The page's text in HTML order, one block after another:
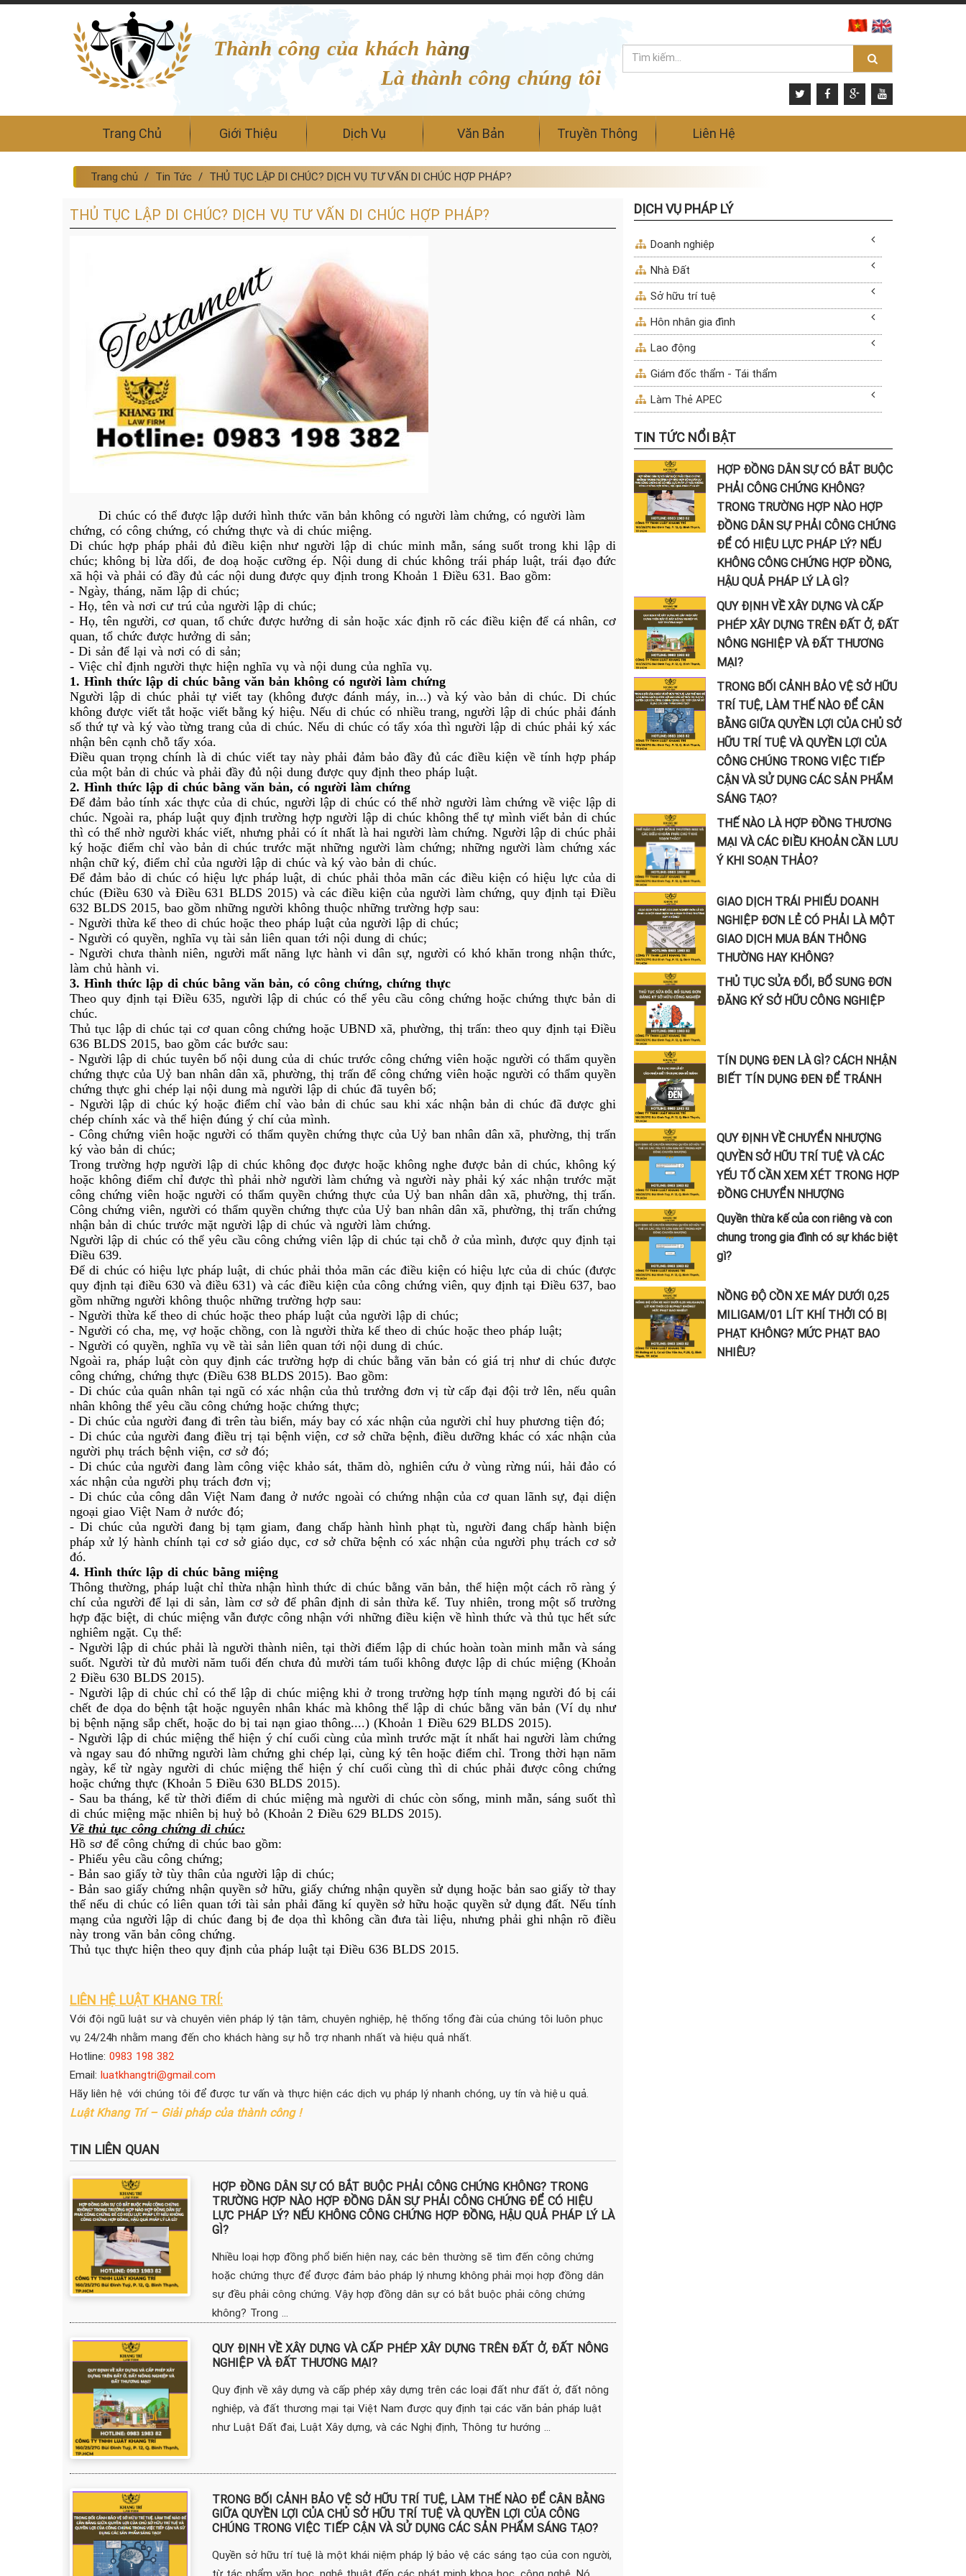
Thành công của khách hàng
Là thành công chúng tôi
Trang Chủ Giới Thiệu Dịch Vụ Văn Bản Truyền Thông Liên Hệ
Trang chủ Tin Tức THỦ TỤC LẬP DI CHÚC? DỊCH VỤ TƯ VẤN DI CHÚC HỢP PHÁP?
THỦ TỤC LẬP DI CHÚC? DỊCH VỤ TƯ VẤN DI CHÚC HỢP PHÁP?
chứng, có công chứng, có chứng thực và di chúc miệng.
Di chúc hợp pháp phải đủ điều kiện như người lập di chúc minh mẫn, sáng suốt trong khi lập di
chúc; không bị lừa dối, đe doạ hoặc cưỡng ép. Nội dung di chúc không trái pháp luật, trái đạo đức
xã hội và phải có đầy đủ các nội dung được quy định trong Khoản 1 Điều 631. Bao gồm:
- Ngày, tháng, năm lập di chúc;
- Họ, tên và nơi cư trú của người lập di chúc;
- Họ, tên người, cơ quan, tổ chức được hưởng di sản hoặc xác định rõ các điều kiện để cá nhân, cơ
quan, tổ chức được hưởng di sản;
- Di sản để lại và nơi có di sản;
- Việc chỉ định người thực hiện nghĩa vụ và nội dung của nghĩa vụ.
1. Hình thức lập di chúc bằng văn bản không có người làm chứng
Người lập di chúc phải tự viết tay (không được đánh máy, in...) và ký vào bản di chúc. Di chúc
không được viết tắt hoặc viết bằng ký hiệu. Nếu di chúc có nhiều trang, người lập di chúc phải đánh
số thứ tự và ký vào từng trang của di chúc. Nếu di chúc có tẩy xóa thì người lập di chúc phải ký xác
nhận bên cạnh chỗ tẩy xóa.
Điều quan trọng chính là di chúc viết tay này phải đảm bảo đầy đủ các điều kiện về tính hợp pháp
của một bản di chúc và phải đầy đủ nội dung được quy định theo pháp luật.
2. Hình thức lập di chúc bằng văn bản, có người làm chứng
Để đảm bảo tính xác thực của di chúc, người lập di chúc có thể nhờ người làm chứng về việc lập di
chúc. Ngoài ra, pháp luật quy định trường hợp người lập di chúc không thể tự mình viết bản di chúc
thì có thể nhờ người khác viết, nhưng phải có ít nhất là hai người làm chứng. Người lập di chúc phải
ký hoặc điểm chỉ vào bản di chúc trước mặt những người làm chứng; những người làm chứng xác
nhận chữ ký, điểm chỉ của người lập di chúc và ký vào bản di chúc.
Để đảm bảo di chúc có hiệu lực pháp luật, di chúc phải thỏa mãn các điều kiện có hiệu lực của di
chúc (Điều 630 và Điều 631 BLDS 2015) và các điều kiện của người làm chứng, quy định tại Điều
632 BLDS 2015, bao gồm những người không thuộc những trường hợp sau:
- Người thừa kế theo di chúc hoặc theo pháp luật của người lập di chúc;
- Người có quyền, nghĩa vụ tài sản liên quan tới nội dung di chúc;
- Người chưa thành niên, người mất năng lực hành vi dân sự, người có khó khăn trong nhận thức,
làm chủ hành vi.
3. Hình thức lập di chúc bằng văn bản, có công chứng, chứng thực
Theo quy định tại Điều 635, người lập di chúc có thể yêu cầu công chứng hoặc chứng thực bản di
chúc.
Thủ tục lập di chúc tại cơ quan công chứng hoặc UBND xã, phường, thị trấn: theo quy định tại Điều
636 BLDS 2015, bao gồm các bước sau:
- Người lập di chúc tuyên bố nội dung của di chúc trước công chứng viên hoặc người có thẩm quyền
chứng thực của Uỷ ban nhân dân xã, phường, thị trấn để công chứng viên hoặc người có thẩm quyền
chứng thực ghi chép lại nội dung mà người lập di chúc đã tuyên bố;
- Người lập di chúc ký hoặc điểm chỉ vào bản di chúc sau khi xác nhận bản di chúc đã được ghi
chép chính xác và thể hiện đúng ý chí của mình.
- Công chứng viên hoặc người có thẩm quyền chứng thực của Uỷ ban nhân dân xã, phường, thị trấn
ký vào bản di chúc;
Trong trường hợp người lập di chúc không đọc được hoặc không nghe được bản di chúc, không ký
hoặc không điểm chỉ được thì phải nhờ người làm chứng và người này phải ký xác nhận trước mặt
công chứng viên hoặc người có thẩm quyền chứng thực của Uỷ ban nhân dân xã, phường, thị trấn.
Công chứng viên, người có thẩm quyền chứng thực của Uỷ ban nhân dân xã, phường, thị trấn chứng
nhận bản di chúc trước mặt người lập di chúc và người làm chứng.
Người lập di chúc có thể yêu cầu công chứng viên lập di chúc tại chỗ ở của mình, được quy định tại
Điều 639.
Để di chúc có hiệu lực pháp luật, di chúc phải thỏa mãn các điều kiện có hiệu lực của di chúc (được
quy định tại điều 630 và điều 631) và các điều kiện của công chứng viên, quy định tại Điều 637, bao
gồm những người không thuộc những trường hợp sau:
- Người thừa kế theo di chúc hoặc theo pháp luật của người lập di chúc;
- Người có cha, mẹ, vợ hoặc chồng, con là người thừa kế theo di chúc hoặc theo pháp luật;
- Người có quyền, nghĩa vụ về tài sản liên quan tới nội dung di chúc.
Ngoài ra, pháp luật còn quy định các trường hợp di chúc bằng văn bản có giá trị như di chúc được
công chứng, chứng thực (Điều 638 BLDS 2015). Bao gồm:
- Di chúc của quân nhân tại ngũ có xác nhận của thủ trưởng đơn vị từ cấp đại đội trở lên, nếu quân
nhân không thể yêu cầu công chứng hoặc chứng thực;
- Di chúc của người đang đi trên tàu biển, máy bay có xác nhận của người chỉ huy phương tiện đó;
- Di chúc của người đang điều trị tại bệnh viện, cơ sở chữa bệnh, điều dưỡng khác có xác nhận của
người phụ trách bệnh viện, cơ sở đó;
- Di chúc của người đang làm công việc khảo sát, thăm dò, nghiên cứu ở vùng rừng núi, hải đảo có
xác nhận của người phụ trách đơn vị;
- Di chúc của công dân Việt Nam đang ở nước ngoài có chứng nhận của cơ quan lãnh sự, đại diện
ngoại giao Việt Nam ở nước đó;
- Di chúc của người đang bị tạm giam, đang chấp hành hình phạt tù, người đang chấp hành biện
pháp xử lý hành chính tại cơ sở giáo dục, cơ sở chữa bệnh có xác nhận của người phụ trách cơ sở
đó.
4. Hình thức lập di chúc bằng miệng
Thông thường, pháp luật chỉ thừa nhận hình thức di chúc bằng văn bản, thể hiện một cách rõ ràng ý
chí của người để lại di sản, làm cơ sở để phân định di sản thừa kế. Tuy nhiên, trong một số trường
hợp đặc biệt, di chúc miệng vẫn được công nhận với những điều kiện về hình thức và thủ tục hết sức
nghiêm ngặt. Cụ thể:
- Người lập di chúc phải là người thành niên, tại thời điểm lập di chúc hoàn toàn minh mẫn và sáng
suốt. Người từ đủ mười năm tuổi đến chưa đủ mười tám tuổi không được lập di chúc miệng (Khoản
2 Điều 630 BLDS 2015).
- Người lập di chúc chỉ có thể lập di chúc miệng khi ở trong trường hợp tính mạng người đó bị cái
chết đe dọa do bệnh tật hoặc nguyên nhân khác mà không thể lập di chúc bằng văn bản (Ví dụ như
bị bệnh nặng sắp chết, hoặc do bị tai nạn giao thông....) (Khoản 1 Điều 629 BLDS 2015).
- Người lập di chúc miệng thể hiện ý chí cuối cùng của mình trước mặt ít nhất hai người làm chứng
và ngay sau đó những người làm chứng ghi chép lại, cùng ký tên hoặc điểm chỉ. Trong thời hạn năm
ngày, kể từ ngày người di chúc miệng thể hiện ý chí cuối cùng thì di chúc phải được công chứng
hoặc chứng thực (Khoản 5 Điều 630 BLDS 2015).
- Sau ba tháng, kể từ thời điểm di chúc miệng mà người di chúc còn sống, minh mẫn, sáng suốt thì
di chúc miệng mặc nhiên bị huỷ bỏ (Khoản 2 Điều 629 BLDS 2015).
Về thủ tục công chứng di chúc:
Hồ sơ để công chứng di chúc bao gồm:
- Phiếu yêu cầu công chứng;
- Bản sao giấy tờ tùy thân của người lập di chúc;
- Bản sao giấy chứng nhận quyền sở hữu, giấy chứng nhận quyền sử dụng hoặc bản sao giấy tờ thay
thế nếu di chúc có liên quan tới tài sản phải đăng kí quyền sở hữu hoặc quyền sử dụng đất. Nếu tính
mạng của người lập di chúc đang bị đe dọa thì không cần đưa tài liệu, nhưng phải ghi nhận rõ điều
này trong văn bản công chứng.
Thủ tục thực hiện theo quy định của pháp luật tại Điều 636 BLDS 2015.
LIÊN HỆ LUẬT KHANG TRÍ:
Với đội ngũ luật sư và chuyên viên pháp lý tận tâm, chuyên nghiệp, hệ thống tổng đài của chúng tôi luôn phục
vụ 24/24h nhằm mang đến cho khách hàng sự hỗ trợ nhanh nhất và hiệu quả nhất.
Hotline: 0983 198 382
Email: luatkhangtri@gmail.com
Hãy liên hệ với chúng tôi để được tư vấn và thực hiện các dịch vụ pháp lý nhanh chóng, uy tín và hiệu quả.
Luật Khang Trí – Giải pháp của thành công !
TIN LIÊN QUAN
HỢP ĐỒNG DÂN SỰ CÓ BẮT BUỘC PHẢI CÔNG CHỨNG KHÔNG? TRONG
TRƯỜNG HỢP NÀO HỢP ĐỒNG DÂN SỰ PHẢI CÔNG CHỨNG ĐỂ CÓ HIỆU
LỰC PHÁP LÝ? NẾU KHÔNG CÔNG CHỨNG HỢP ĐỒNG, HẬU QUẢ PHÁP LÝ LÀ
GÌ?
Nhiều loại hợp đồng phổ biến hiện nay, các bên thường sẽ tìm đến công chứng
hoặc chứng thực để được đảm bảo pháp lý nhưng không phải mọi hợp đồng dân
sự đều phải công chứng. Vậy hợp đồng dân sự có bắt buộc phải công chứng
không? Trong ...
QUY ĐỊNH VỀ XÂY DỰNG VÀ CẤP PHÉP XÂY DỰNG TRÊN ĐẤT Ở, ĐẤT NÔNG
NGHIỆP VÀ ĐẤT THƯƠNG MẠI?
Quy định về xây dựng và cấp phép xây dựng trên các loại đất như đất ở, đất nông
nghiệp, và đất thương mại tại Việt Nam được quy định tại các văn bản pháp luật
như Luật Đất đai, Luật Xây dựng, và các Nghị định, Thông tư hướng ...
TRONG BỐI CẢNH BẢO VỆ SỞ HỮU TRÍ TUỆ, LÀM THẾ NÀO ĐỂ CÂN BẰNG
GIỮA QUYỀN LỢI CỦA CHỦ SỞ HỮU TRÍ TUỆ VÀ QUYỀN LỢI CỦA CÔNG
CHÚNG TRONG VIỆC TIẾP CẬN VÀ SỬ DỤNG CÁC SẢN PHẨM SÁNG TẠO?
Quyền sở hữu trí tuệ là một khái niệm pháp lý bảo vệ các sáng tạo của con người,
DỊCH VỤ PHÁP LÝ
Doanh nghiệp
Nhà Đất
Sở hữu trí tuệ
Hôn nhân gia đình
Lao động
Giám đốc thẩm - Tái thẩm
Làm Thẻ APEC
TIN TỨC NỔI BẬT
HỢP ĐỒNG DÂN SỰ CÓ BẮT BUỘC
PHẢI CÔNG CHỨNG KHÔNG?
TRONG TRƯỜNG HỢP NÀO HỢP
ĐỒNG DÂN SỰ PHẢI CÔNG CHỨNG
ĐỂ CÓ HIỆU LỰC PHÁP LÝ? NẾU
KHÔNG CÔNG CHỨNG HỢP ĐỒNG,
HẬU QUẢ PHÁP LÝ LÀ GÌ?
QUY ĐỊNH VỀ XÂY DỰNG VÀ CẤP
PHÉP XÂY DỰNG TRÊN ĐẤT Ở, ĐẤT
NÔNG NGHIỆP VÀ ĐẤT THƯƠNG
MẠI?
TRONG BỐI CẢNH BẢO VỆ SỞ HỮU
TRÍ TUỆ, LÀM THẾ NÀO ĐỂ CÂN
BẰNG GIỮA QUYỀN LỢI CỦA CHỦ SỞ
HỮU TRÍ TUỆ VÀ QUYỀN LỢI CỦA
CÔNG CHÚNG TRONG VIỆC TIẾP
CẬN VÀ SỬ DỤNG CÁC SẢN PHẨM
SÁNG TẠO?
THẾ NÀO LÀ HỢP ĐỒNG THƯƠNG
MẠI VÀ CÁC ĐIỀU KHOẢN CẦN LƯU
Ý KHI SOẠN THẢO?
GIAO DỊCH TRÁI PHIẾU DOANH
NGHIỆP ĐƠN LẺ CÓ PHẢI LÀ MỘT
GIAO DỊCH MUA BÁN THÔNG
THƯỜNG HAY KHÔNG?
THỦ TỤC SỬA ĐỔI, BỔ SUNG ĐƠN
ĐĂNG KÝ SỞ HỮU CÔNG NGHIỆP
TÍN DỤNG ĐEN LÀ GÌ? CÁCH NHẬN
BIẾT TÍN DỤNG ĐEN ĐỂ TRÁNH
QUY ĐỊNH VỀ CHUYỂN NHƯỢNG
QUYỀN SỞ HỮU TRÍ TUỆ VÀ CÁC
YẾU TỐ CẦN XEM XÉT TRONG HỢP
ĐỒNG CHUYỂN NHƯỢNG
Quyền thừa kế của con riêng và con
chung trong gia đình có sự khác biệt
gì?
NỒNG ĐỘ CỒN XE MÁY DƯỚI 0,25
MILIGAM/01 LÍT KHÍ THỞI CÓ BỊ
PHẠT KHÔNG? MỨC PHẠT BAO
NHIÊU?